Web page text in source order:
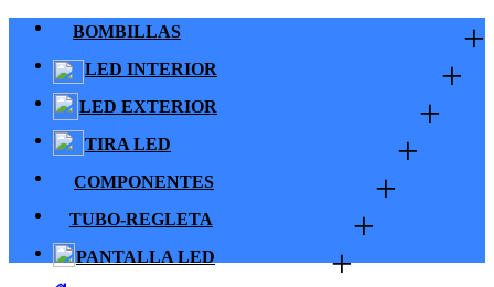
BOMBILLAS +
LED INTERIOR +
LED EXTERIOR +
TIRA LED +
COMPONENTES +
TUBO-REGLETA +
PANTALLA LED +